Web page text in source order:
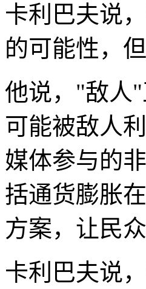
卡利巴夫说
的可能性，
他说，"敌人
可能被敌人
媒体参与的
括通货膨胀
方案，让民众
卡利巴夫说